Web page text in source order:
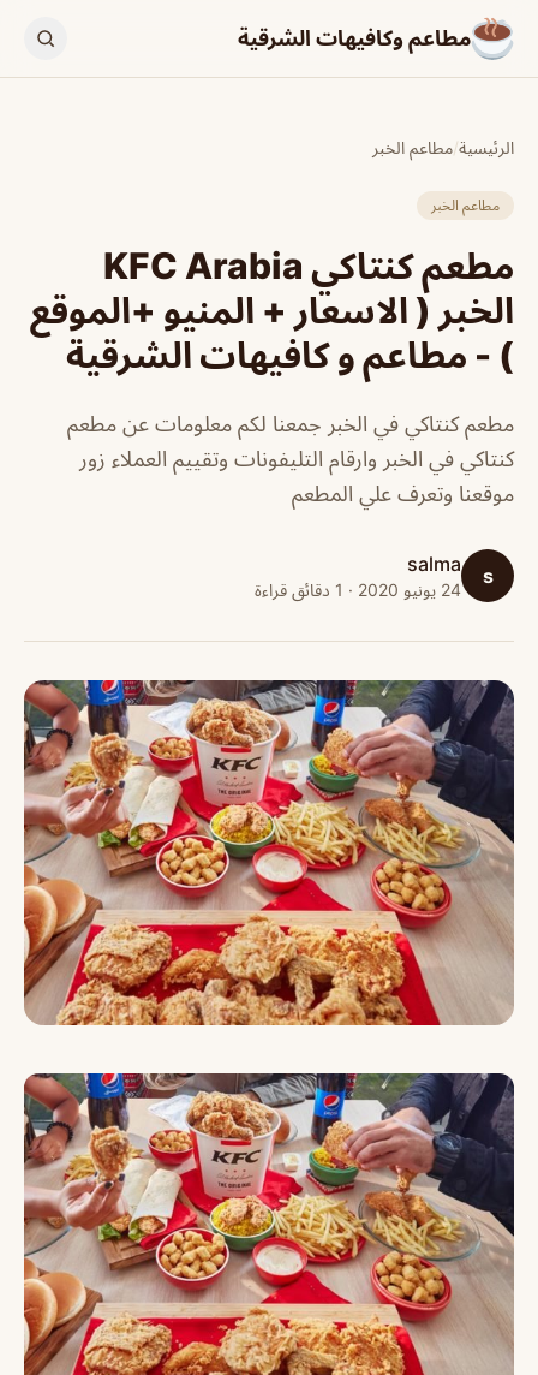
مطاعم وكافيهات الشرقية
الرئيسية/مطاعم الخبر
مطاعم الخبر
مطعم كنتاكي KFC Arabia
الخبر ( الاسعار + المنيو +الموقع
) - مطاعم و كافيهات الشرقية
مطعم كنتاكي في الخبر جمعنا لكم معلومات عن مطعم
كنتاكي في الخبر وارقام التليفونات وتقييم العملاء زور
موقعنا وتعرف علي المطعم
s
salma
24 يونيو 2020 · 1 دقائق قراءة